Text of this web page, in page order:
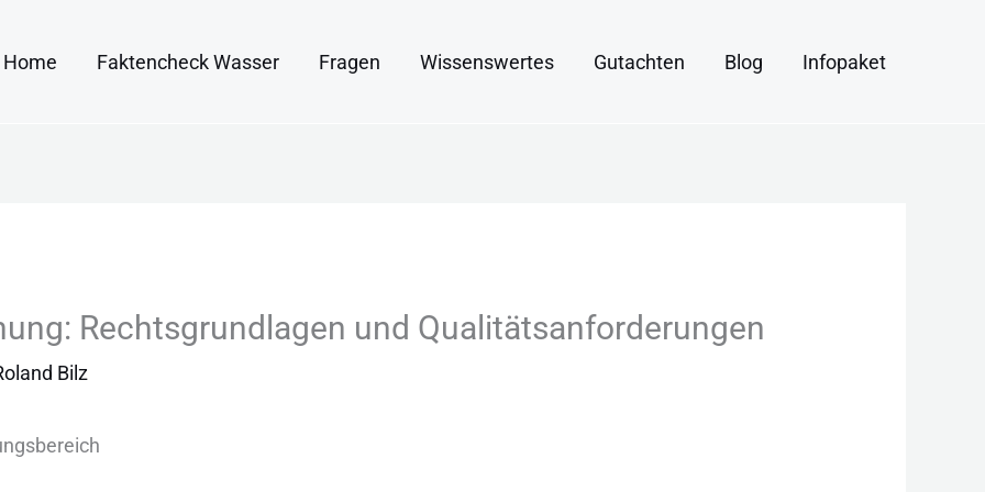
Home Faktencheck Wasser Fragen Wissenswertes Gutachten Blog Infopaket
Rechtsgrundlagen und Qualitätsanforderungen
Bilz